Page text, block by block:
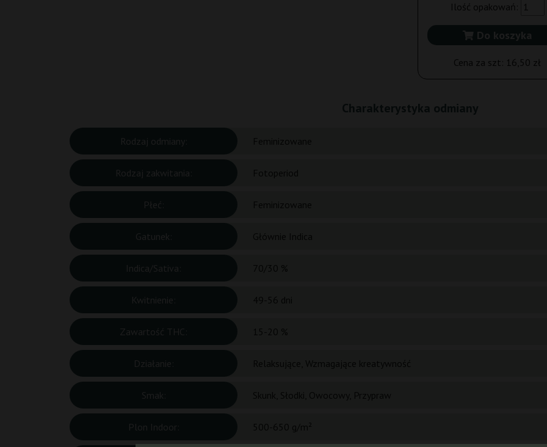
Ilość opakowań:
Do koszyka
Cena za szt: 16,50 zł
Charakterystyka odmiany
Rodzaj odmiany:
Rodzaj zakwitania:
Płeć:
Gatunek:
Indica/Sativa:
Kwitnienie:
Zawartość THC:
Działanie:
Smak:
Plon Indoor: